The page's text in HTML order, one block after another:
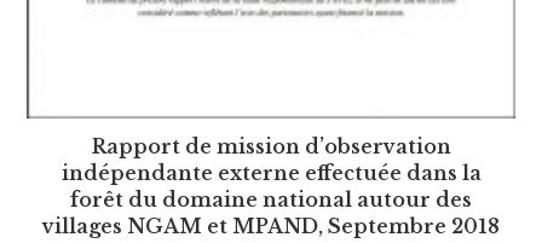
Rapport de mission d’observation
indépendante externe effectuée dans la
forêt du domaine national autour des
villages NGAM et MPAND, Septembre 2018